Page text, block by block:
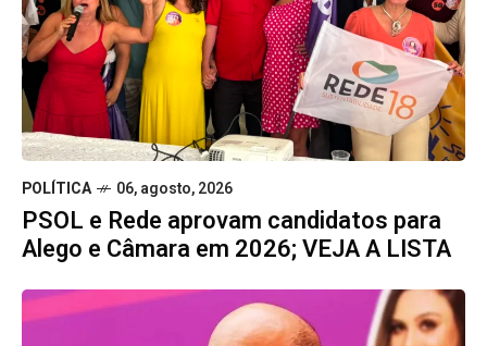
POLÍTICA 06, agosto, 2026
PSOL e Rede aprovam candidatos para
Alego e Câmara em 2026; VEJA A LISTA